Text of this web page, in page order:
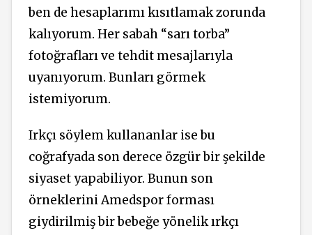
ben de hesaplarımı kısıtlamak zorunda
kalıyorum. Her sabah “sarı torba”
fotoğrafları ve tehdit mesajlarıyla
uyanıyorum. Bunları görmek
istemiyorum.
Irkçı söylem kullananlar ise bu
coğrafyada son derece özgür bir şekilde
siyaset yapabiliyor. Bunun son
örneklerini Amedspor forması
giydirilmiş bir bebeğe yönelik ırkçı